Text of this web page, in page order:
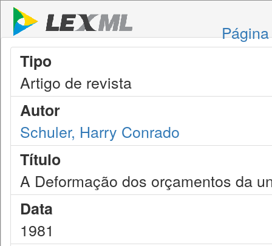
Tipo
Artigo de revista
Autor
Schuler, Harry Conrado
Título
A Deformação dos orçamentos da
Data
1981